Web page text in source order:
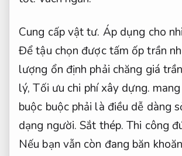
Cung cấp vật tư. Áp dụng cho
Để tậu chọn được tấm ốp trần
lượng ổn định phải chăng giá
lý,Tối ưu chi phí xây dựng.
buộc buộc phải là điều dễ dàng
dạng người.Sắt thép. Thi công
Nếu bạn vẫn còn đang băn